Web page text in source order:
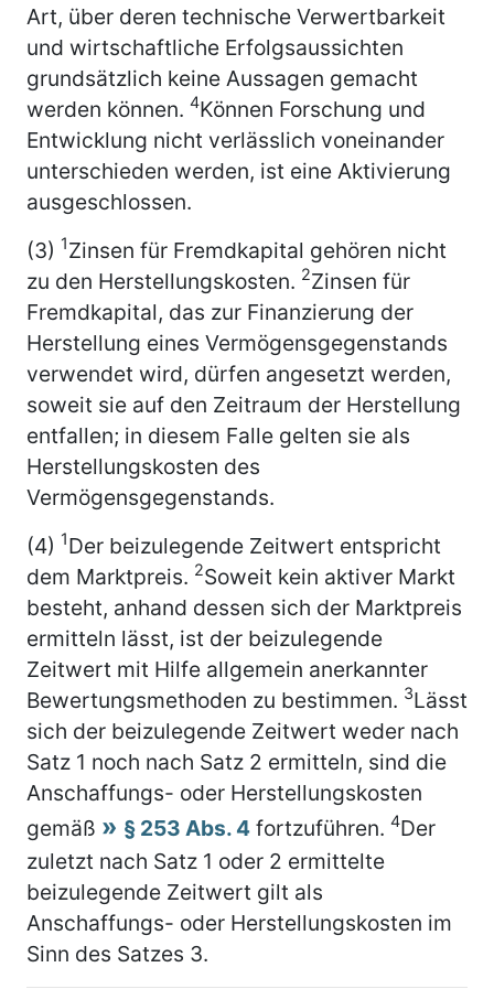
Art, über deren technische Verwertbarkeit
und wirtschaftliche Erfolgsaussichten
grundsätzlich keine Aussagen gemacht
werden können. 4Können Forschung und
Entwicklung nicht verlässlich voneinander
unterschieden werden, ist eine Aktivierung
ausgeschlossen.
(3) 1Zinsen für Fremdkapital gehören nicht
zu den Herstellungskosten. 2Zinsen für
Fremdkapital, das zur Finanzierung der
Herstellung eines Vermögensgegenstands
verwendet wird, dürfen angesetzt werden,
soweit sie auf den Zeitraum der Herstellung
entfallen; in diesem Falle gelten sie als
Herstellungskosten des
Vermögensgegenstands.
(4) 1Der beizulegende Zeitwert entspricht
dem Marktpreis. 2Soweit kein aktiver Markt
besteht, anhand dessen sich der Marktpreis
ermitteln lässt, ist der beizulegende
Zeitwert mit Hilfe allgemein anerkannter
Bewertungsmethoden zu bestimmen. 3Lässt
sich der beizulegende Zeitwert weder nach
Satz 1 noch nach Satz 2 ermitteln, sind die
Anschaffungs- oder Herstellungskosten
gemäß
§ 253 Abs. 4 fortzuführen. 4Der
zuletzt nach Satz 1 oder 2 ermittelte
beizulegende Zeitwert gilt als
Anschaffungs- oder Herstellungskosten im
Sinn des Satzes 3.